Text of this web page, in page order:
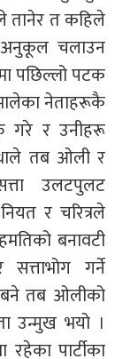
तानेर त कहिले
चलाउन
पछिल्लो पटक
नेताहरूकै
गरे र उनीहरू
तब ओली र
उलटपुलट
र चरित्रले
बनावटी
गर्ने
बने तब ओलीको
उन्मुख भयो ।
पार्टीका